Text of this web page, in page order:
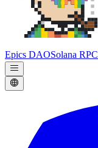
Epics DAOSolana RPC